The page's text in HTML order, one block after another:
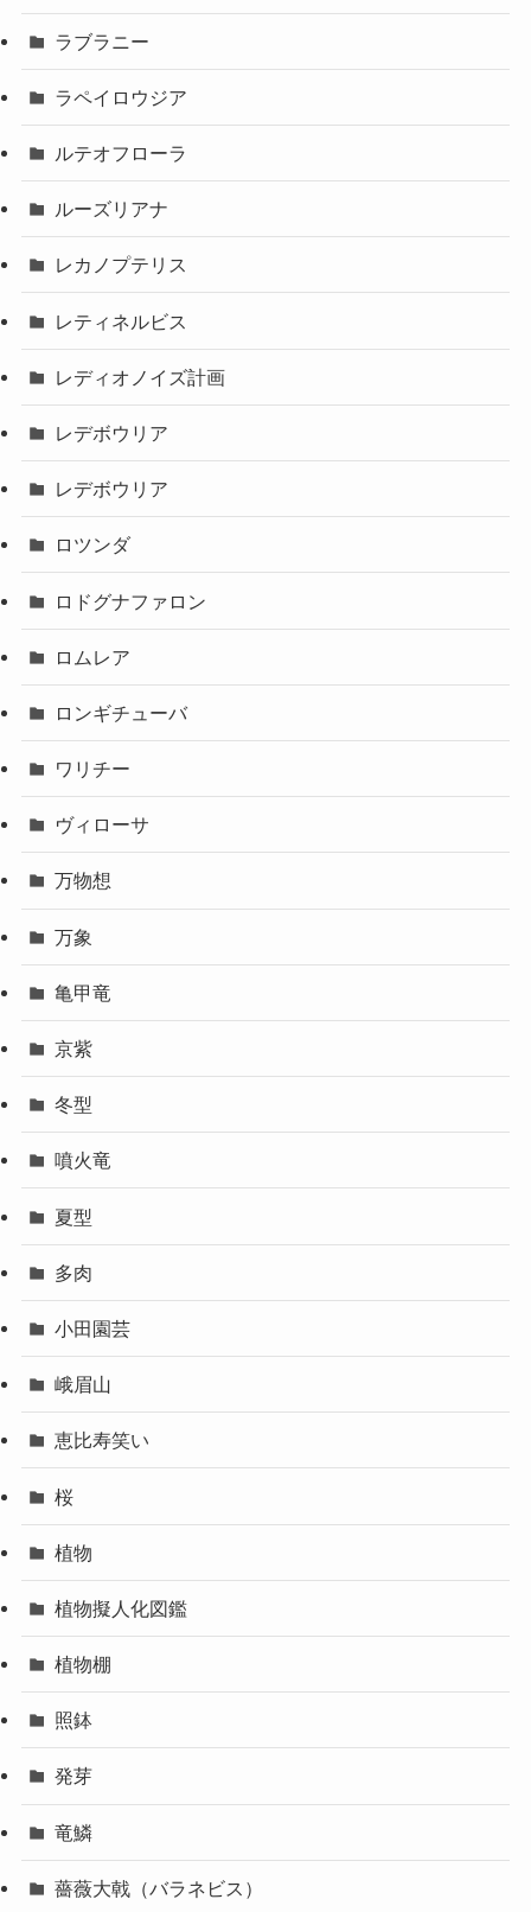
ラブラニー
ラペイロウジア
ルテオフローラ
ルーズリアナ
レカノプテリス
レティネルビス
レディオノイズ計画
レデボウリア
レデボウリア
ロツンダ
ロドグナファロン
ロムレア
ロンギチューバ
ワリチー
ヴィローサ
万物想
万象
亀甲竜
京紫
冬型
噴火竜
夏型
多肉
小田園芸
峨眉山
恵比寿笑い
桜
植物
植物擬人化図鑑
植物棚
照鉢
発芽
竜鱗
薔薇大戟（バラネビス）